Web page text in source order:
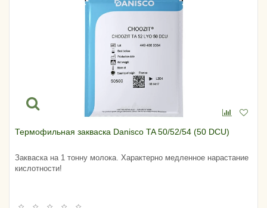
Термофильная закваска Danisco TA 50/52/54 (50 DCU)
Закваска на 1 тонну молока. Характерно медленное нарастание
кислотности!